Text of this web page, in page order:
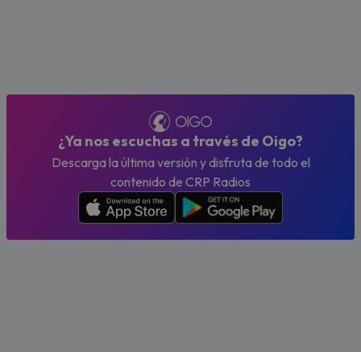
¿Ya nos escuchas a través de Oigo?
Descarga la última versión y disfruta de todo el
contenido de CRP Radios